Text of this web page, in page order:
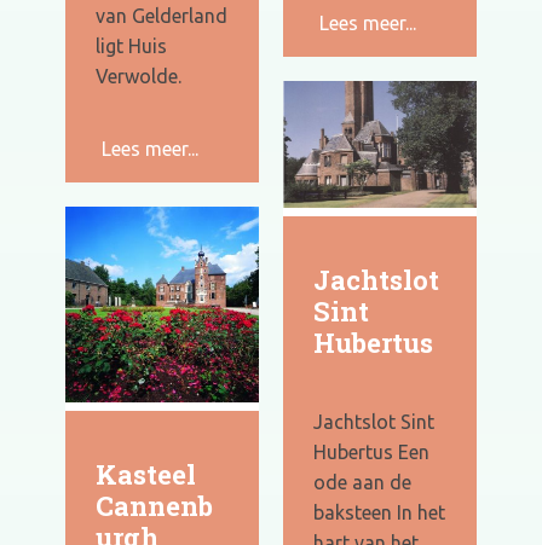
Lees meer...
van Gelderland
ligt Huis
Verwolde.
Lees meer...
Jachtslot
Sint
Hubertus
Jachtslot Sint
Hubertus Een
ode aan de
baksteen In het
Kasteel
Cannenb
urgh